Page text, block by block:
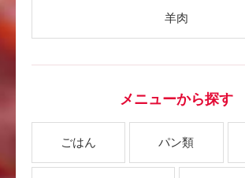
羊肉
メニューから探す
ごはん パン類